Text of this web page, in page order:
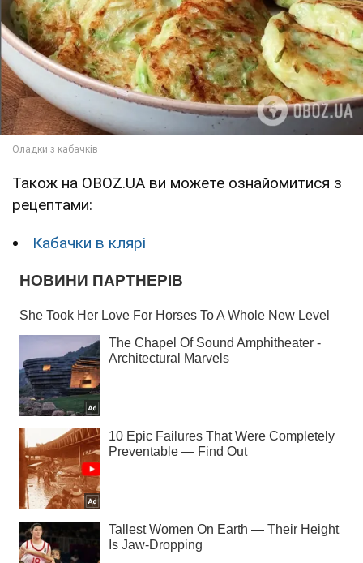
Також на OBOZ.UA ви можете ознайомитися з
рецептами:
Кабачки в клярі